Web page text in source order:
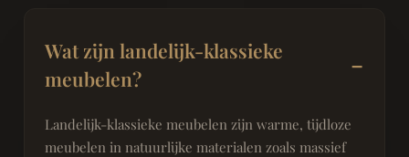
Wat zijn landelijk-klassieke
meubelen?
Landelijk-klassieke meubelen zijn warme, tijdloze
meubelen in natuurlijke materialen zoals massief